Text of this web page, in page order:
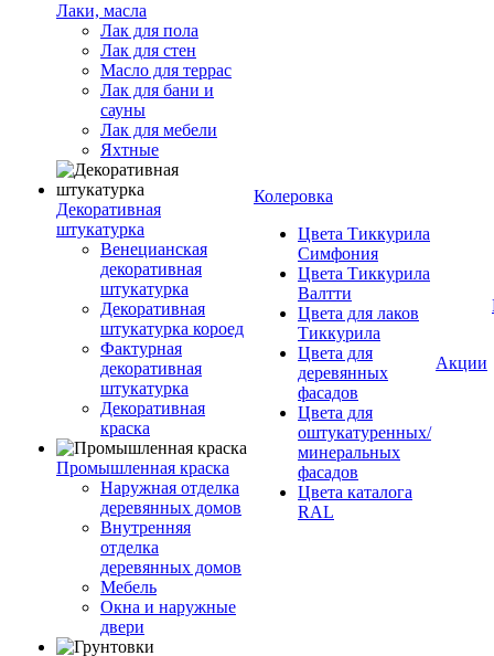
Лаки, масла
Лак для пола
Лак для стен
Масло для террас
Лак для бани и
сауны
Лак для мебели
Яхтные
Декоративная
штукатурка
Венецианская
декоративная
штукатурка
Декоративная
штукатурка короед
Фактурная
декоративная
штукатурка
Декоративная
краска
Промышленная краска
Наружная отделка
деревянных домов
Внутренняя
отделка
деревянных домов
Мебель
Окна и наружные
двери
Колеровка
Цвета Тиккурила
Симфония
Цвета Тиккурила
Валтти
Цвета для лаков
Тиккурила
Цвета для
деревянных
фасадов
Цвета для
оштукатуренных/
минеральных
фасадов
Цвета каталога
RAL
Акции